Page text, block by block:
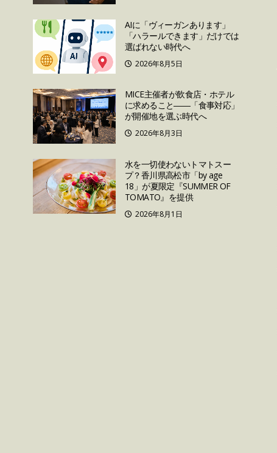
AIに「ヴィーガンあります」
「ハラールできます」だけでは
選ばれない時代へ
2026年8月5日
MICE主催者が飲食店・ホテル
に求めること――「食事対応」
が開催地を選ぶ時代へ
2026年8月3日
水を一切使わないトマトスー
プ？香川県高松市「by age
18」が夏限定『SUMMER OF
TOMATO』を提供
2026年8月1日